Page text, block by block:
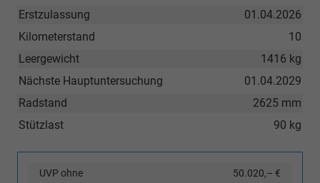
01.04.2026
Erstzulassung
10
Kilometerstand
1416 kg
Leergewicht
01.04.2029
Nächste Hauptuntersuchung
2625 mm
Radstand
90 kg
Stützlast
UVP ohne
50.020,– €